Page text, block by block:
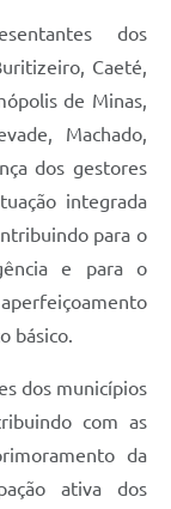
dos
Caeté,
de Minas,
Machado,
dos gestores
integrada
para o
e para o
básico.
dos municípios
com as
da
ativa dos